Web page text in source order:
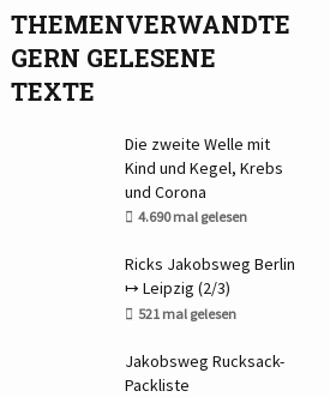
THEMENVERWANDTE
GERN GELESENE
TEXTE
Die zweite Welle mit
Kind und Kegel, Krebs
und Corona
4.690 mal gelesen
Ricks Jakobsweg Berlin
↦ Leipzig (2/​3)
521 mal gelesen
Jakobsweg Rucksack-
Packliste